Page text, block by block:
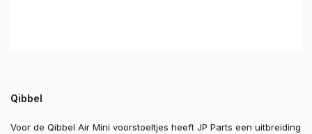
Qibbel
Voor de Qibbel Air Mini voorstoeltjes heeft JP Parts een uitbreiding